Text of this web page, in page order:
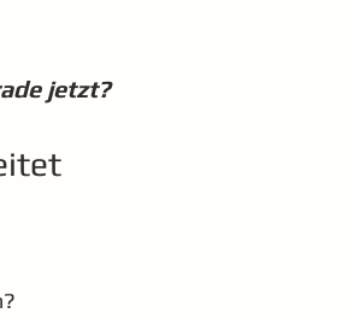
jetzt?